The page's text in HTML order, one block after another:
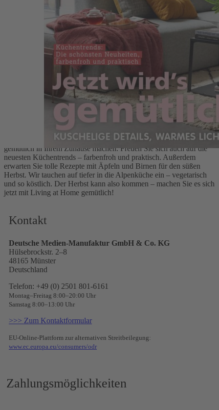
Zum Anfang der Bildergalerie springen
066283
Living at Home 10/2023
inkl. MwSt.
Artikel vergriffen
Jetzt wird’s gemütlich!
In dieser Ausgabe der Living at Home dreht sich alles rund um das
Thema Gemütlichkeit. Wir zeigen Ihnen, wie Sie es sich mit
kuscheligen Details, warmem Licht und Naturtönen so richtig
gemütlich in Ihrem Zuhause machen. Freuen Sie sich auch auf die
neuesten Küchentrends – farbenfroh und praktisch. Außerdem
erwarten Sie tolle Rezepte mit Äpfeln und Birnen für den süßen
Herbst. Wir tauchen auf tiefer in die Alpenküche ein – vegetarisch
und so köstlich. Der Herbst kann also kommen – machen Sie es sich
jetzt mit Living at Home gemütlich!
Kontakt
Deutsche Medien-Manufaktur GmbH & Co. KG
Hülsebrockstr. 2–8
48165 Münster
Deutschland
Telefon: +49 (0) 2501 801-6161
Montag–Freitag 8:00–20:00 Uhr
Samstag 8:00–13:00 Uhr
>>> Zum Kontaktformular
EU-Online-Plattform zur alternativen Streitbeilegung:
www.ec.europa.eu/consumers/odr
Zahlungsmöglichkeiten